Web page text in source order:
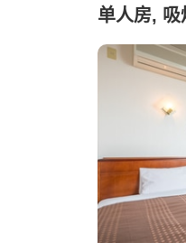
单人房, 吸